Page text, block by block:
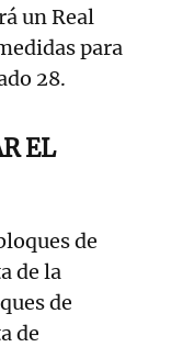
un Real
para
28.
EL
de
de la
de
de